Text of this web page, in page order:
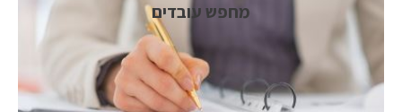
מחפש עובדים